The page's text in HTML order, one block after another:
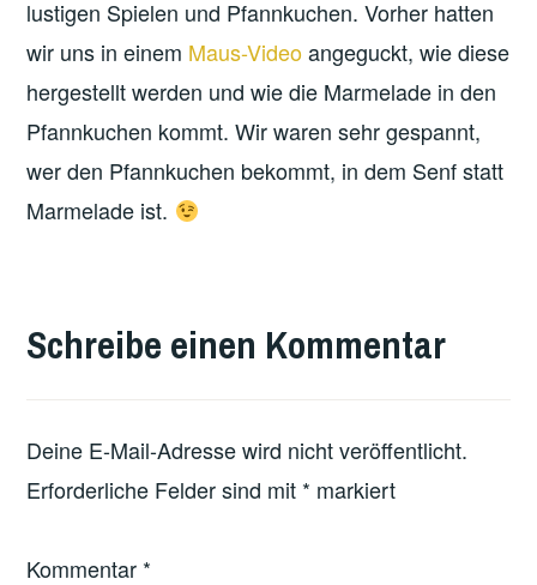
lustigen Spielen und Pfannkuchen. Vorher hatten
wir uns in einem Maus-Videoangeguckt, wie diese
hergestellt werden und wie die Marmelade in den
Pfannkuchen kommt. Wir waren sehr gespannt,
wer den Pfannkuchen bekommt, in dem Senf statt
Marmelade ist.
FEATURED
Schreibe einen Kommentar
Deine E-Mail-Adresse wird nicht veröffentlicht.
Erforderliche Felder sind mit * markiert
Kommentar *